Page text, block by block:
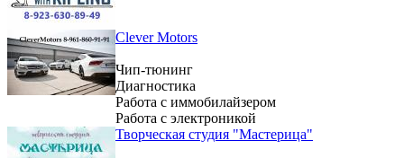
Clever Motors
Чип-тюнинг
Диагностика
Работа с иммобилайзером
Работа с электроникой
Творческая студия "Мастерица"